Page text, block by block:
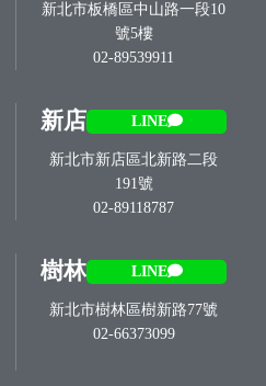
新北市板橋區中山路一段10
號5樓
02-89539911
新店 LINE
新北市新店區北新路二段
191號
02-89118787
樹林 LINE
新北市樹林區樹新路77號
02-66373099